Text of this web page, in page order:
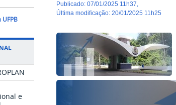
UFPB
e
publicado:07/01/2025 11h37
última modificação:20/01/2025 11h25